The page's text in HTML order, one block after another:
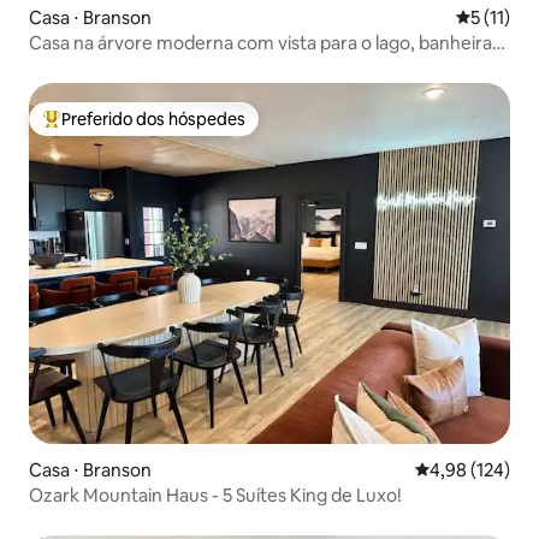
Casa ⋅ Branson 5 de uma
5 (11)
Casa na árvore moderna com vista para o lago, banheira
Entre os melhores preferidos dos hóspedes
Preferido dos hóspedes
Casa ⋅ Branson 4,98 de uma
4,98 (124)
Ozark Mountain Haus - 5 Suítes King de Luxo!